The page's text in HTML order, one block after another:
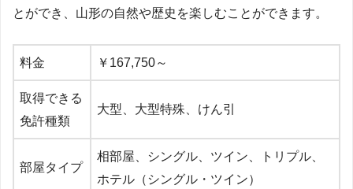
とができ、山形の自然や歴史を楽しむことができます。
料金 ￥167,750～
取得できる
免許種類
大型、大型特殊、けん引
部屋タイプ
相部屋、シングル、ツイン、トリプル、
ホテル（シングル・ツイン）